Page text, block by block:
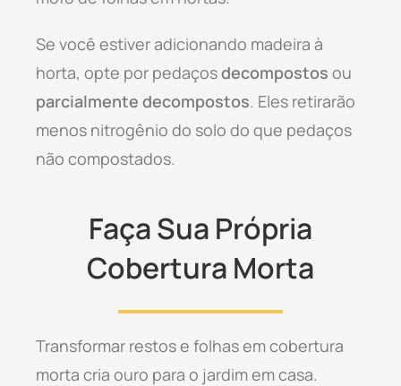
Se você estiver adicionando madeira à
horta, opte por pedaçosdecompostos ou
parcialmente decompostos. Eles retirarão
menos nitrogênio do solo do que pedaços
não compostados.
Faça Sua Própria
Cobertura Morta
Transformar restos e folhas em cobertura
morta cria ouro para o jardim em casa.